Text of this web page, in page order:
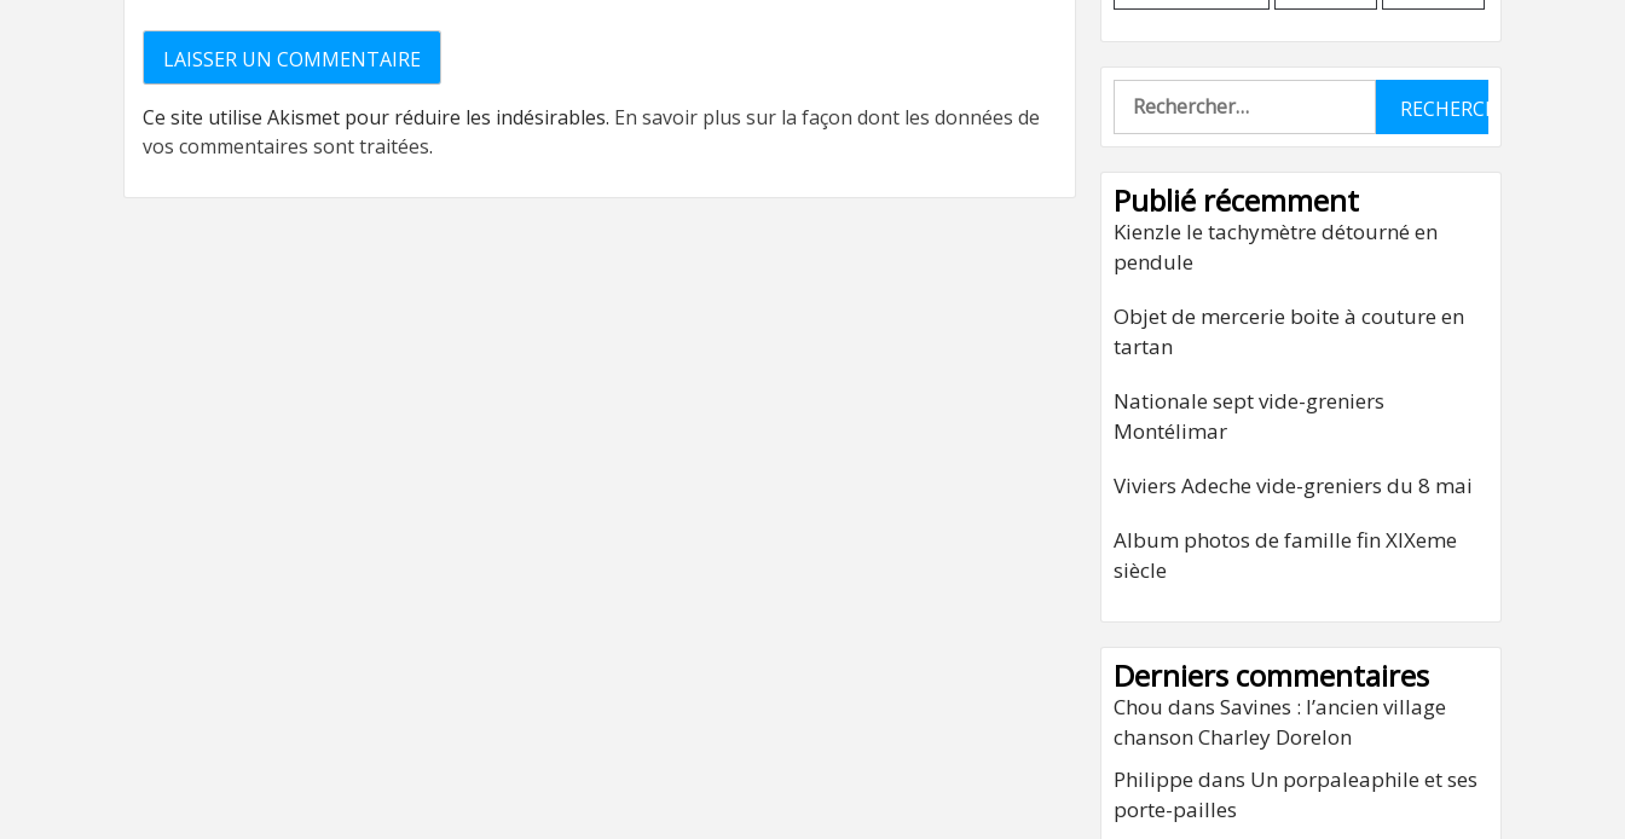
Ce site utilise Akismet pour réduire les indésirables. En savoir plus sur la façon dont les données de
vos commentaires sont traitées.
Rechercher :
Publié récemment
Kienzle le tachymètre détourné en
pendule
Objet de mercerie boite à couture en
tartan
Nationale sept vide-greniers
Montélimar
Viviers Adeche vide-greniers du 8 mai
Album photos de famille fin XIXeme
siècle
Derniers commentaires
Chou dans Savines : l’ancien village
chanson Charley Dorelon
Philippe dans Un porpaleaphile et ses
porte-pailles